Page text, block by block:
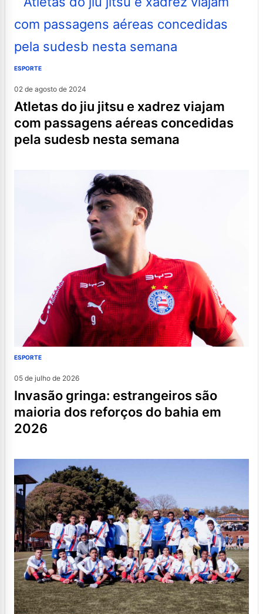
ESPORTE
02 de agosto de 2024
atletas do jiu jitsu e xadrez viajam
com passagens aéreas concedidas
pela sudesb nesta semana
ESPORTE
05 de julho de 2026
invasão gringa: estrangeiros são
maioria dos reforços do bahia em
2026